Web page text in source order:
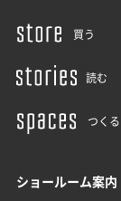
買う
読む
つくる
ショールーム案内